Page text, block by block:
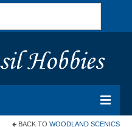
BACK TO WOODLAND SCENICS